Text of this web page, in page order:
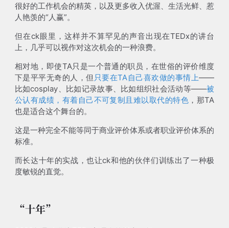
很好的工作机会的精英，以及更多收入优渥、生活光鲜、惹
人艳羡的“人赢”。
但在ck眼里，这样并不算罕见的声音出现在TEDx的讲台
上，几乎可以视作对这次机会的一种浪费。
相对地，即使TA只是一个普通的职员，在世俗的评价维度
下是平平无奇的人，但 只要在TA自己喜欢做的事情上——
比如cosplay、比如记录故事、比如组织社会活动等——被
公认有成绩，有着自己不可复制且难以取代的特色 ，那TA
也是适合这个舞台的。
这是一种完全不能等同于商业评价体系或者职业评价体系的
标准。
而长达十年的实战，也让ck和他的伙伴们训练出了一种极
度敏锐的直觉。
“十年”